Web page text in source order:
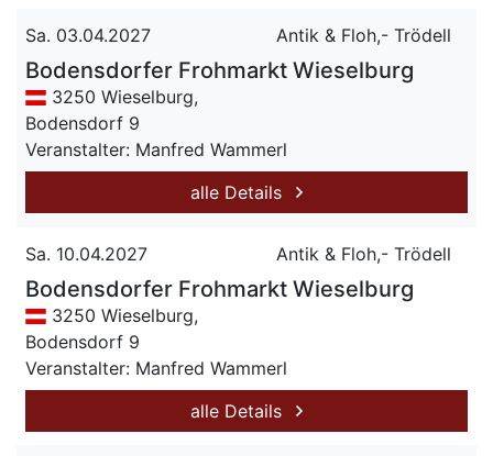
Sa. 03.04.2027 Antik & Floh,- Trödell
Bodensdorfer Frohmarkt Wieselburg
3250 Wieselburg,
Bodensdorf 9
Veranstalter: Manfred Wammerl
alle Details
Sa. 10.04.2027 Antik & Floh,- Trödell
Bodensdorfer Frohmarkt Wieselburg
3250 Wieselburg,
Bodensdorf 9
Veranstalter: Manfred Wammerl
alle Details